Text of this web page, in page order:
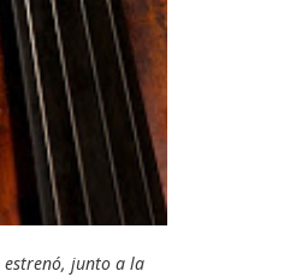
estrenó, junto a la